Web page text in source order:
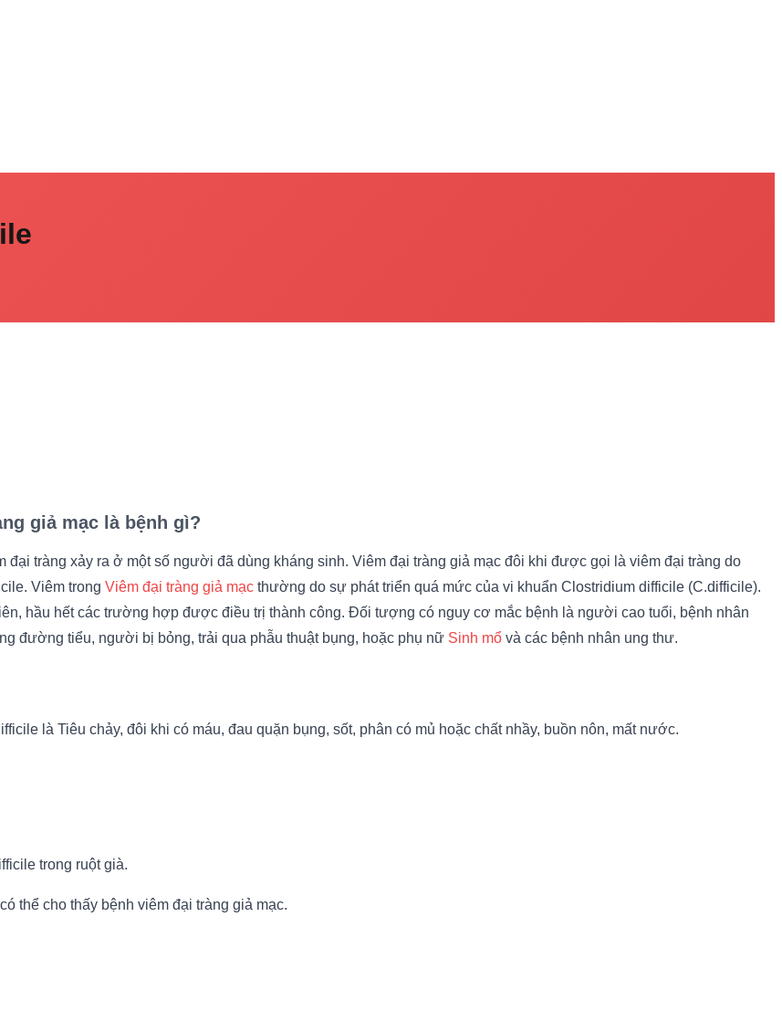
giả mạc là bệnh gì?
tràng xảy ra ở một số người đã dùng kháng sinh. Viêm đại tràng giả mạc đôi khi được gọi là viêm đại tràng do
Viêm trong Viêm đại tràng giả mạc thường do sự phát triển quá mức của vi khuẩn Clostridium difficile (C.difficile).
hầu hết các trường hợp được điều trị thành công. Đối tượng có nguy cơ mắc bệnh là người cao tuổi, bệnh nhân
đường tiểu, người bị bỏng, trải qua phẫu thuật bụng, hoặc phụ nữ Sinh mổ và các bệnh nhân ung thư.
là Tiêu chảy, đôi khi có máu, đau quặn bụng, sốt, phân có mủ hoặc chất nhầy, buồn nôn, mất nước.
trong ruột già.
thể cho thấy bệnh viêm đại tràng giả mạc.